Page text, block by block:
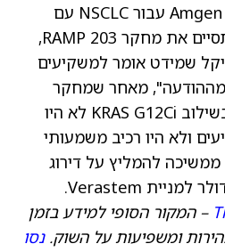
sotorasib של Amgen (AMGN) עבור NSCLC עם
מוטציית KRAS G12C, ותסיים את מחקר RAMP 203,
שמידט אומר למשקיעים
מאחר שמחקר
RAMP 203 וההזדמנות בשילוב KRAS G12Ci לא היו
ולא היו רכיב משמעותי
להמליץ על דירוג
– המקור הסופי למידע בזמן
ומשפיעות על השוק.נסו